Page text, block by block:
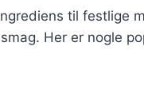
til festlige
Her er nogle